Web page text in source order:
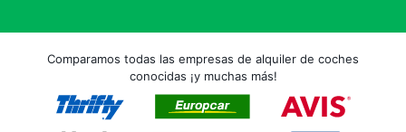
Comparamos todas las empresas de alquiler de coches
conocidas ¡y muchas más!